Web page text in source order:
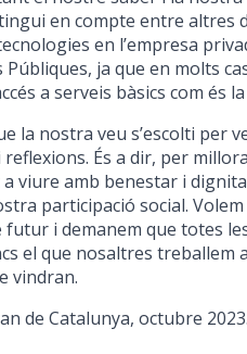
en compte entre altres
en l’empresa
ja que en molts
a serveis bàsics com és
la nostra veu s’escolti per
reflexions. És a dir, per
viure amb benestar i
participació social.
i demanem que totes
el que nosaltres treballem
vindran.
de Catalunya, octubre 2023.